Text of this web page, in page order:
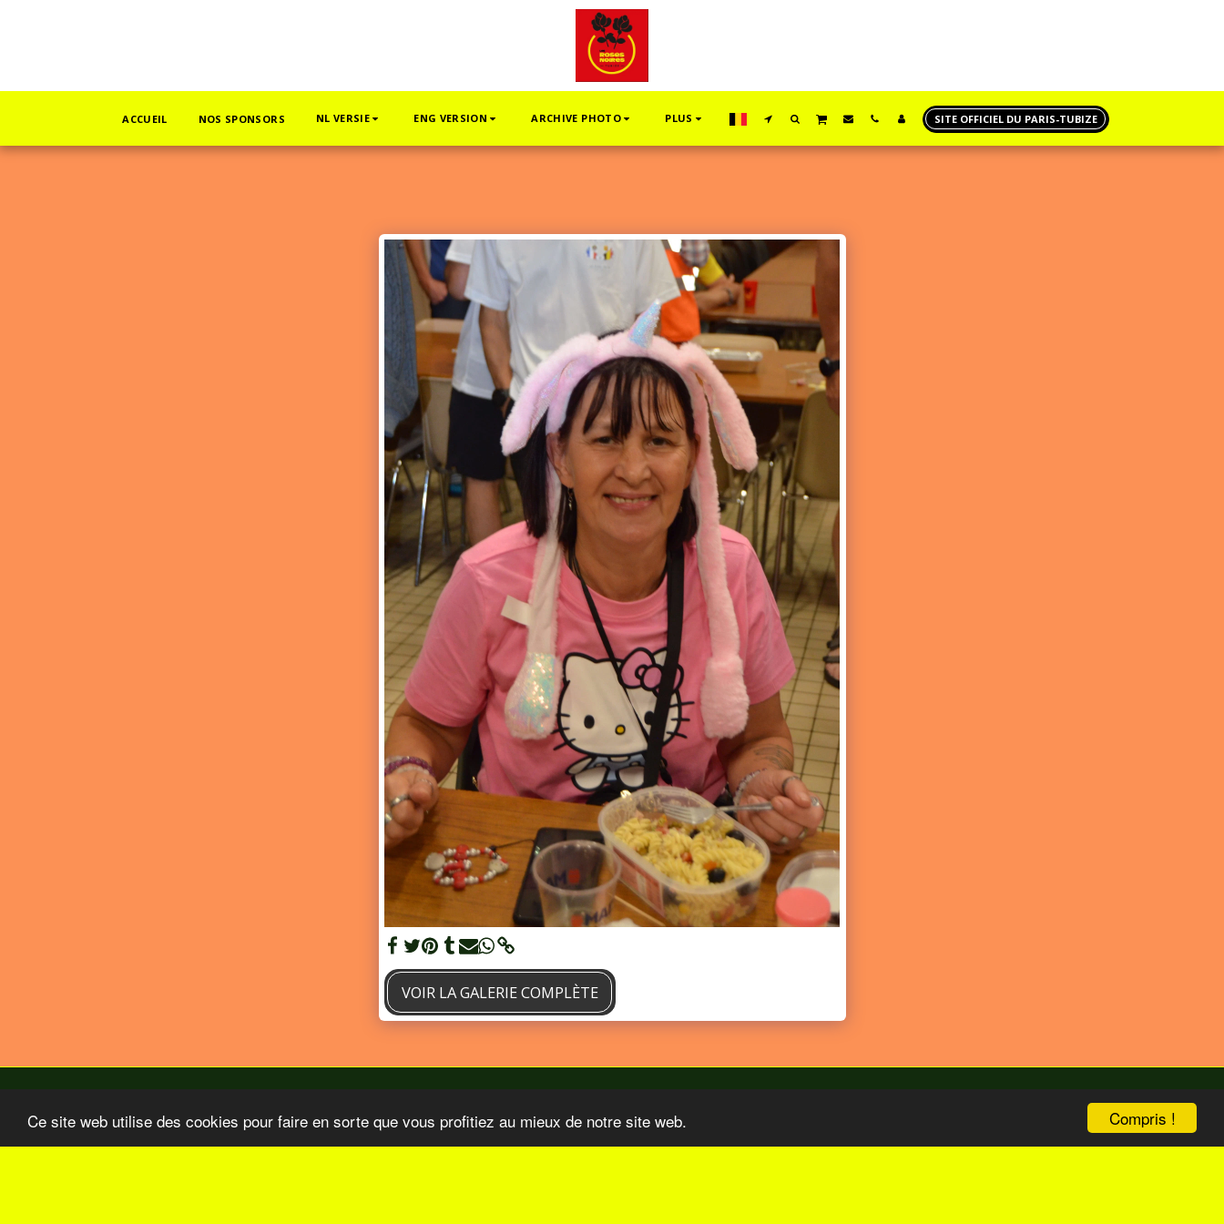
Compris !
Ce site web utilise des cookies pour faire en sorte que vous profitiez au mieux de notre site web.
ACCUEIL NOS SPONSORS NL VERSIE ENG VERSION ARCHIVE PHOTO PLUS SITE OFFICIEL DU PARIS-TUBIZE
VOIR LA GALERIE COMPLÈTE
Accueil BO Aout-Septembre 2026 Nos Organisations Nos Sponsors Video TV COM Sur Le Paris-Tubize ENG Version Boutique Plus